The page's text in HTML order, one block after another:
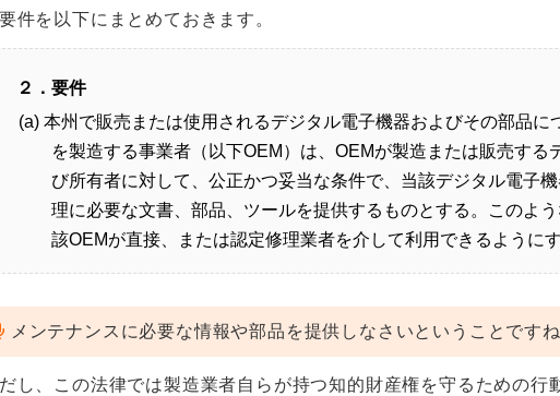
件を以下にまとめておきます。
２．要件
(a) 本州で販売または使用されるデジタル電子機器およびその部品
を製造する事業者（以下OEM）は、OEMが製造または販売する
び所有者に対して、公正かつ妥当な条件で、当該デジタル電子
理に必要な文書、部品、ツールを提供するものとする。このよ
該OEMが直接、または認定修理業者を介して利用できるように
メンテナンスに必要な情報や部品を提供しなさいということですね
し、この法律では製造業者自らが持つ知的財産権を守るための行